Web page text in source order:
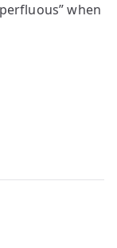
when